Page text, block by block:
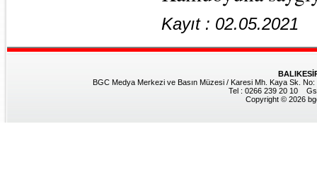
Kayıt : 02.05.2021
BGC Medya Merkezi ve Basın Müzesi / Karesi Mh. Kaya Sk.
Tel : 0266 239 20 10
Copyright © 2026